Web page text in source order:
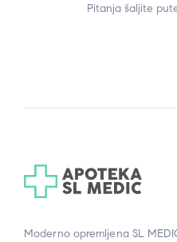
Pitanja šaljite
Moderno opremljena SL